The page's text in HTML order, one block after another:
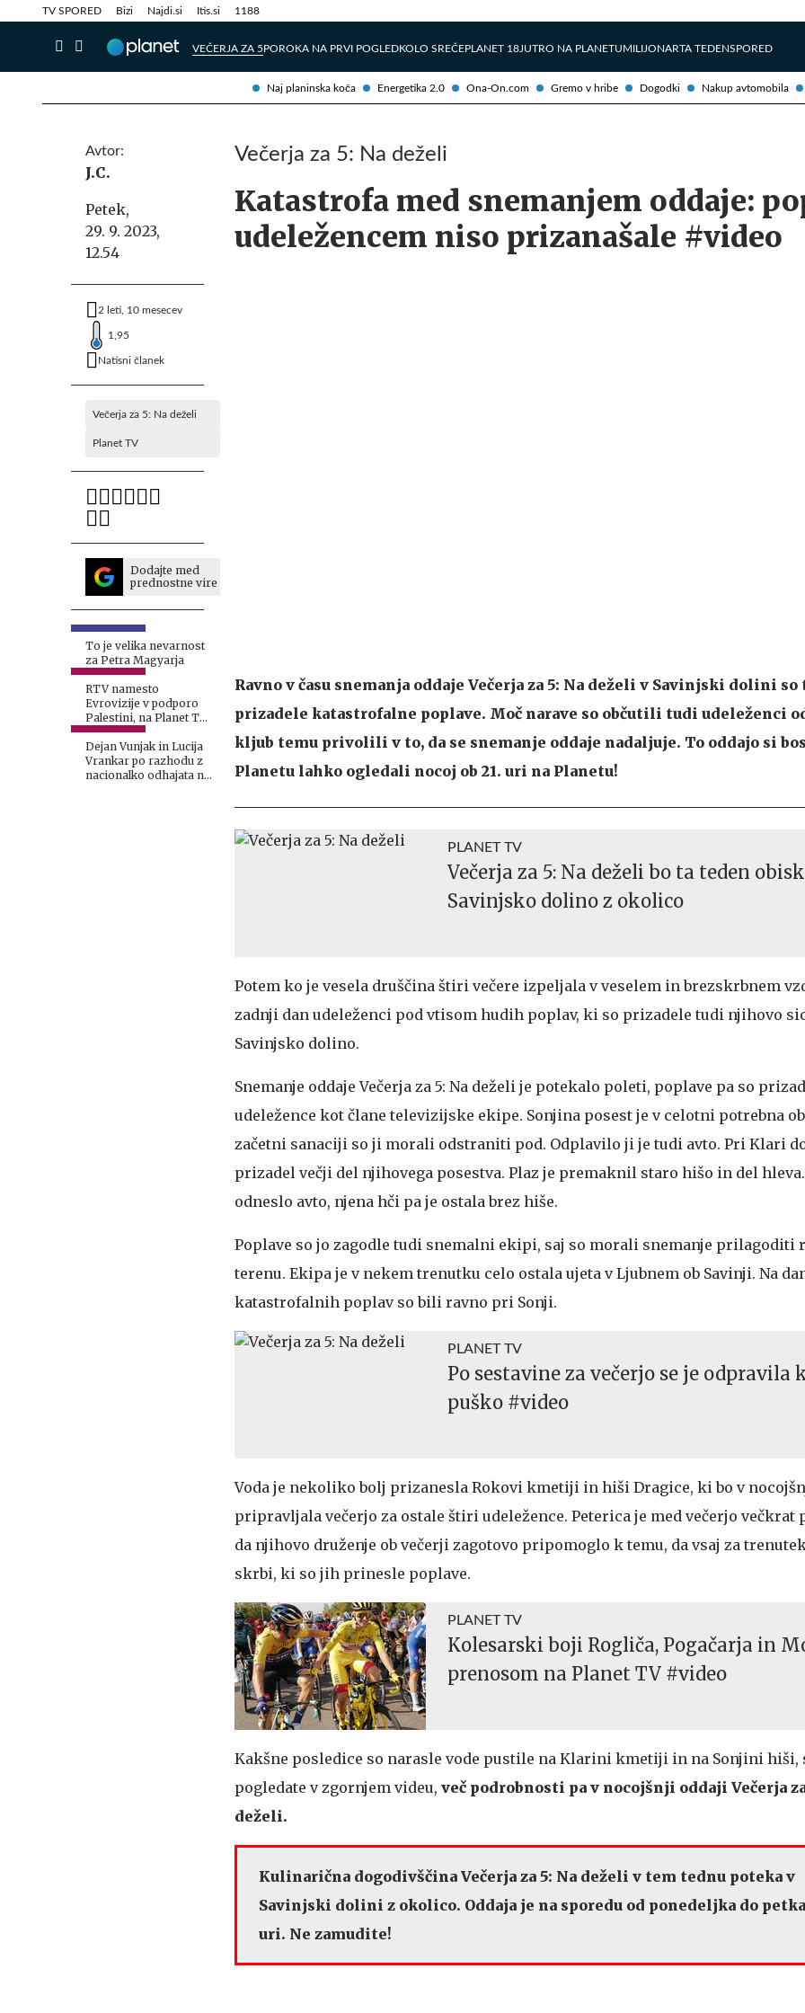
Naj planinska koča Energetika 2.0 Ona-On.com Gremo v hribe Dogodki Nakup avtomobila
TV SPORED Bizi Najdi.si Itis.si 1188
VEČERJA ZA 5POROKA NA PRVI POGLEDKOLO SREČEPLANET 18JUTRO NA PLANETUMILIJONARTA TEDENSPORED
Info in obvestila Tehnik
Avtor:
J.C.
Petek,
29. 9. 2023,
12.54
2 leti, 10 mesecev
1,95
Natisni članek
Večerja za 5: Na deželi
Planet TV
Dodajte med
prednostne vire
To je velika nevarnost
za Petra Magyarja
RTV namesto
Evrovizije v podporo
Palestini, na Planet TV
z drugačno potezo
Dejan Vunjak in Lucija
Vrankar po razhodu z
nacionalko odhajata na
Večerja za 5: Na deželi
Katastrofa med snemanjem oddaje:
udeležencem niso prizanašale #video
Ravno v času snemanja oddaje Večerja za 5: Na deželi v Savinjski dolini so
prizadele katastrofalne poplave. Moč narave so občutili tudi udeleženci
kljub temu privolili v to, da se snemanje oddaje nadaljuje. To oddajo si
Planetu lahko ogledali nocoj ob 21. uri na Planetu!
PLANET TV
Večerja za 5: Na deželi bo ta teden
Savinjsko dolino z okolico
Potem ko je vesela druščina štiri večere izpeljala v veselem in brezskrbnem
zadnji dan udeleženci pod vtisom hudih poplav, ki so prizadele tudi njihovo
Savinjsko dolino.
Snemanje oddaje Večerja za 5: Na deželi je potekalo poleti, poplave pa so
udeležence kot člane televizijske ekipe. Sonjina posest je v celotni potrebna
začetni sanaciji so ji morali odstraniti pod. Odplavilo ji je tudi avto. Pri Klari
prizadel večji del njihovega posestva. Plaz je premaknil staro hišo in del
odneslo avto, njena hči pa je ostala brez hiše.
Poplave so jo zagodle tudi snemalni ekipi, saj so morali snemanje prilagoditi
terenu. Ekipa je v nekem trenutku celo ostala ujeta v Ljubnem ob Savinji. Na
katastrofalnih poplav so bili ravno pri Sonji.
PLANET TV
Po sestavine za večerjo se je odpravila
puško #video
Voda je nekoliko bolj prizanesla Rokovi kmetiji in hiši Dragice, ki bo v
pripravljala večerjo za ostale štiri udeležence. Peterica je med večerjo večkrat
da njihovo druženje ob večerji zagotovo pripomoglo k temu, da vsaj za
skrbi, ki so jih prinesle poplave.
PLANET TV
Kolesarski boji Rogliča, Pogačarja in
prenosom na Planet TV #video
Kakšne posledice so narasle vode pustile na Klarini kmetiji in na Sonjini hiši,
pogledate v zgornjem videu, več podrobnosti pa v nocojšnji oddaji Večerja
deželi.
Kulinarična dogodivščina Večerja za 5: Na deželi v tem tednu poteka v
Savinjski dolini z okolico. Oddaja je na sporedu od ponedeljka do petka
uri. Ne zamudite!